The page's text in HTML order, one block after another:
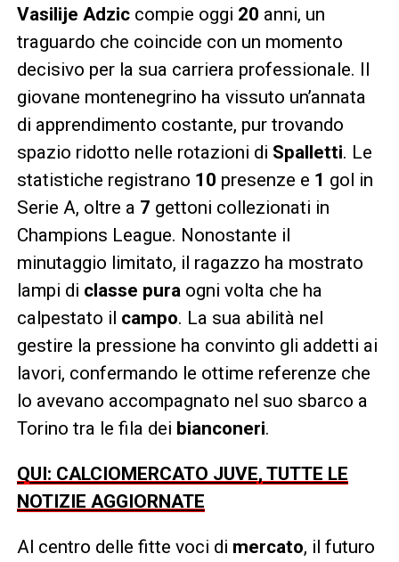
Vasilije Adziccompie oggi 20 anni, un
traguardo che coincide con un momento
decisivo per la sua carriera professionale. Il
giovane montenegrino ha vissuto un’annata
di apprendimento costante, pur trovando
spazio ridotto nelle rotazioni di Spalletti. Le
statistiche registrano 10 presenze e 1 gol in
Serie A, oltre a 7 gettoni collezionati in
Champions League. Nonostante il
minutaggio limitato, il ragazzo ha mostrato
lampi di classe puraogni volta che ha
calpestato il campo. La sua abilità nel
gestire la pressione ha convinto gli addetti ai
lavori, confermando le ottime referenze che
lo avevano accompagnato nel suo sbarco a
Torino tra le fila dei bianconeri.
QUI: CALCIOMERCATO JUVE, TUTTE LE
NOTIZIE AGGIORNATE
Al centro delle fitte voci di mercato, il futuro